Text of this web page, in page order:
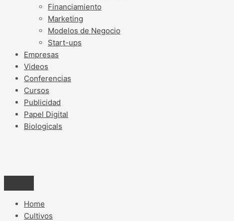
Financiamiento
Marketing
Modelos de Negocio
Start-ups
Empresas
Videos
Conferencias
Cursos
Publicidad
Papel Digital
Biologicals
Home
Cultivos